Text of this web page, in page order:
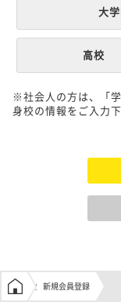
大
高校
※社会人の方は、「
身校の情報をご入力下
学生の窓口トップ
新規会員登録